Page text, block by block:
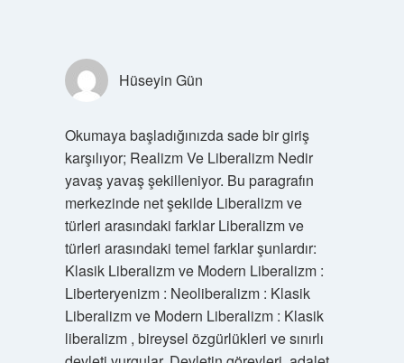
Hüseyin Gün
Okumaya başladığınızda sade bir giriş
karşılıyor; Realizm Ve Liberalizm Nedir
yavaş yavaş şekilleniyor. Bu paragrafın
merkezinde net şekilde Liberalizm ve
türleri arasındaki farklar Liberalizm ve
türleri arasındaki temel farklar şunlardır:
Klasik Liberalizm ve Modern Liberalizm :
Liberteryenizm : Neoliberalizm : Klasik
Liberalizm ve Modern Liberalizm : Klasik
liberalizm , bireysel özgürlükleri ve sınırlı